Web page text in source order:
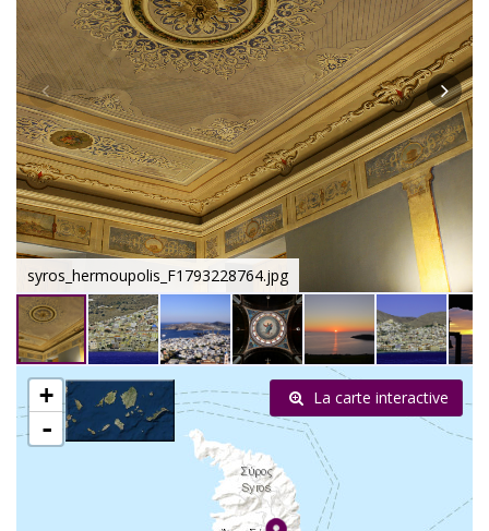
IT
ES
RU
CN
syros_hermoupolis_F1793228764.jpg
+
-
La carte interactive